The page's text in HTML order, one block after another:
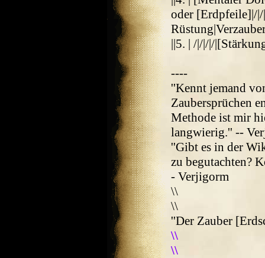
oder [Erdpfeile]|/|/
||5. | /|/|/|/
----
''Kennt jemand
Zaubersprüchen
Methode ist mir
langwierig.'' --
''Gibt es in der
zu begutachten?
- Verjigorm
\\
\\
''Der Zauber
\\
\\